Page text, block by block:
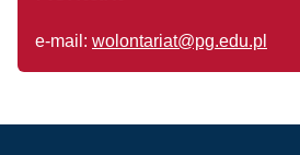
e-mail: wolontariat@pg.edu.pl